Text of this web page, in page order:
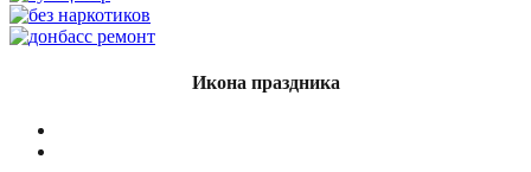
Икона праздника